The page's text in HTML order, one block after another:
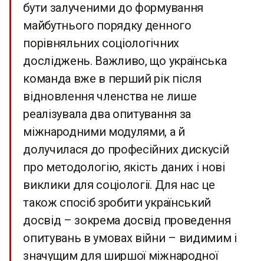
бути залученими до формування
майбутнього порядку денного
порівняльних соціологічних
досліджень. Важливо, що українська
команда вже в перший рік після
відновлення членства не лише
реалізувала два опитування за
міжнародними модулями, а й
долучилася до професійних дискусій
про методологію, якість даних і нові
виклики для соціології. Для нас це
також спосіб зробити український
досвід – зокрема досвід проведення
опитувань в умовах війни – видимим і
значущим для ширшої міжнародної